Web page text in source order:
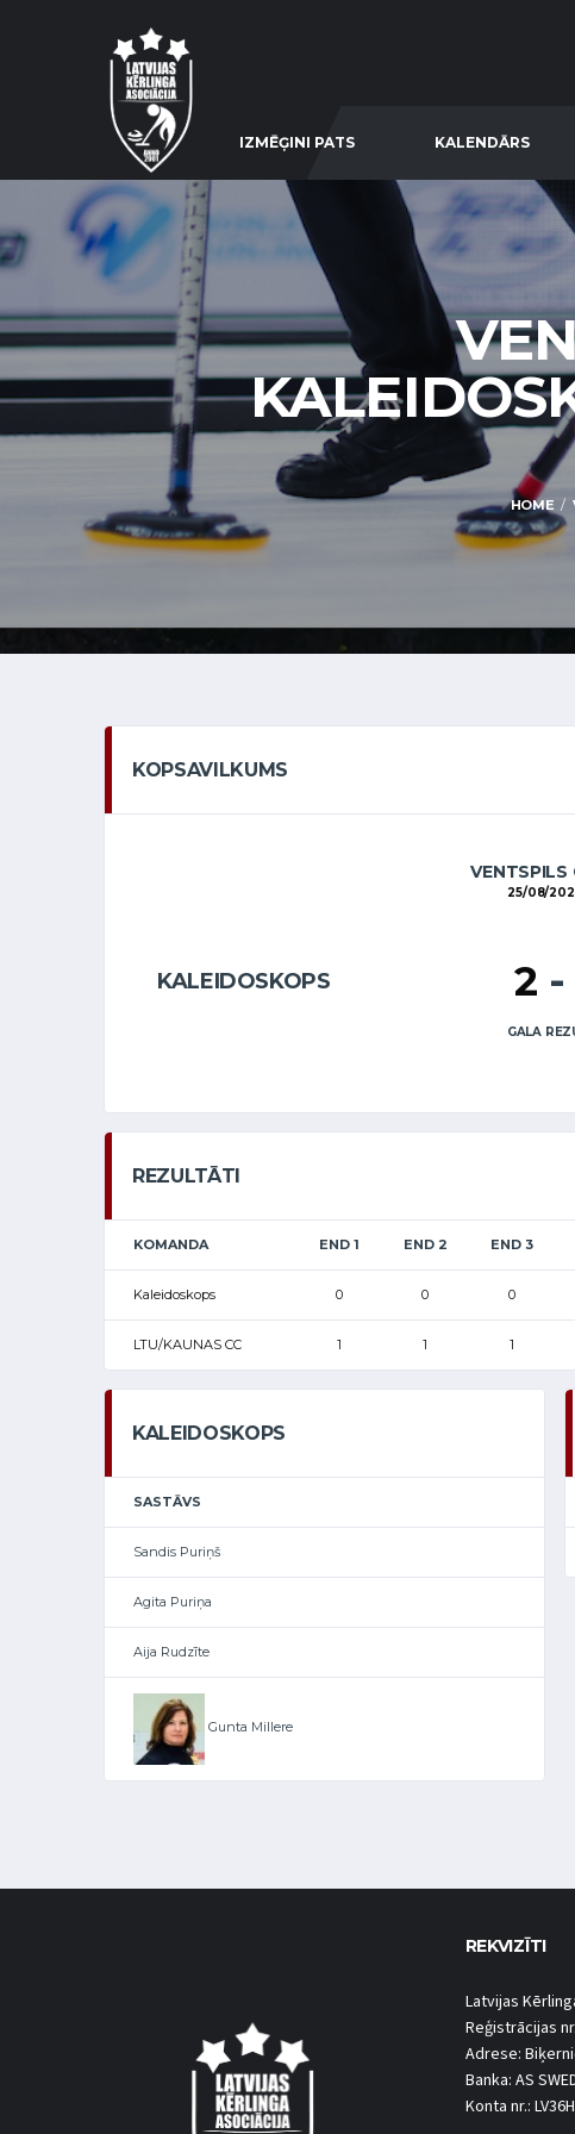
IZMĒĢINI PATS KALENDĀRS
HOME
KOPSAVILKUMS
25/08/
KALEIDOSKOPS 2 -
GALA
REZULTĀTI
KOMANDA END 1 END 2 END 3
Kaleidoskops 0 0 0
LTU/KAUNAS CC 1 1 1
KALEIDOSKOPS
SASTĀVS
Sandis Puriņš
Agita Puriņa
Aija Rudzīte
Gunta Millere
REKVIZĪTI
Latvijas
Reģistrācijas
Adrese:
Banka: AS
Konta nr.: